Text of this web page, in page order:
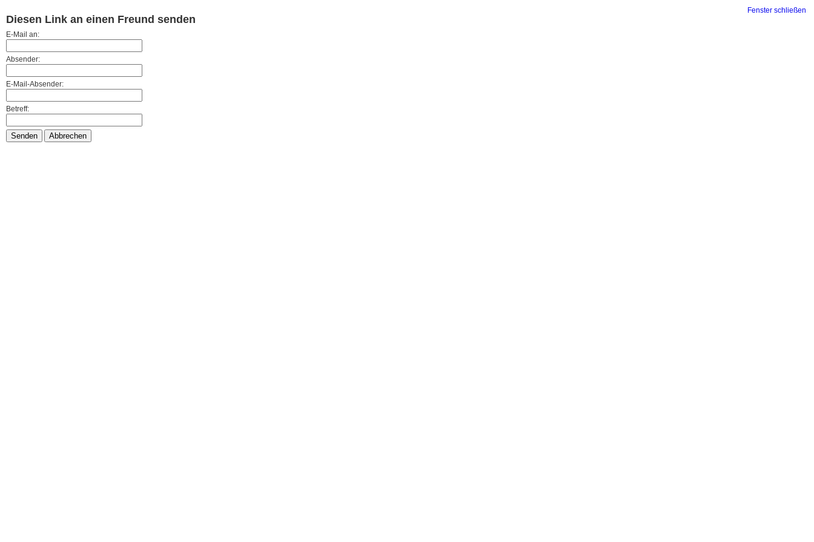
Fenster schließen
Diesen Link an einen Freund senden
E-Mail an:
Absender:
E-Mail-Absender:
Betreff:
Senden Abbrechen